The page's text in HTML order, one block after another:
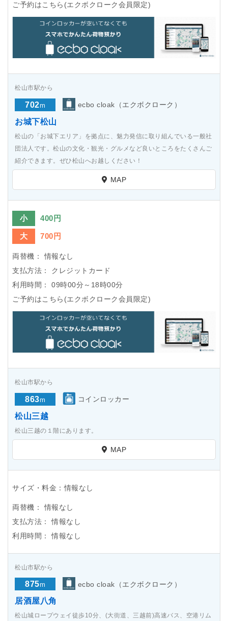
ご予約はこちら(エクボクローク会員限定)
松山市駅から
702m ecbo cloak（エクボクローク）
お城下松山
松山の「お城下エリア」を拠点に、魅力発信に取り組んでいる一般社
団法人です。松山の文化・観光・グルメなど良いところをたくさんご
紹介できます。ぜひ松山へお越しください！
MAP
小 400円
大 700円
両替機：
情報なし
支払方法：
クレジットカード
利用時間：
09時00分～18時00分
ご予約はこちら(エクボクローク会員限定)
松山市駅から
863m コインロッカー
松山三越
松山三越の１階にあります。
MAP
サイズ・料金：情報なし
両替機：
情報なし
支払方法：
情報なし
利用時間：
情報なし
松山市駅から
875m ecbo cloak（エクボクローク）
居酒屋八角
松山城ロープウェイ徒歩10分、(大街道、三越前)高速バス、空港リム